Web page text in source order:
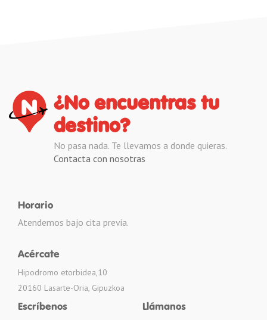
¿No encuentras tu
destino?
No pasa nada. Te llevamos a donde quieras.
Contacta con nosotras
Horario
Atendemos bajo cita previa.
Acércate
Hipodromo etorbidea,10
20160 Lasarte-Oria, Gipuzkoa
Escríbenos Llámanos